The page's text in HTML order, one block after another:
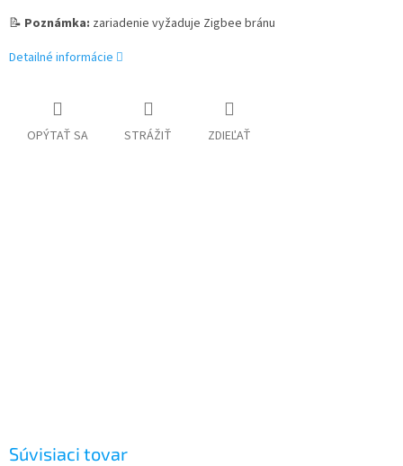
📝 Poznámka: zariadenie vyžaduje Zigbee bránu
Detailné informácie
OPÝTAŤ SA STRÁŽIŤ ZDIEĽAŤ
Súvisiaci tovar